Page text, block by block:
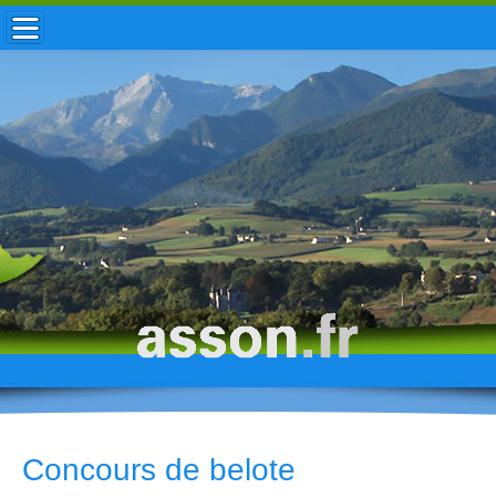
ACCUEIL / INFOS
MUNICIPALITÉ
VIE LOCALE
ENFANCE
TOURISME
HISTOIRE
Concours de belote